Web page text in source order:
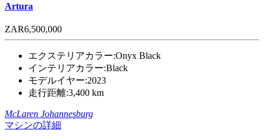
Artura
ZAR6,500,000
エクステリアカラー:Onyx Black
インテリアカラー:Black
モデルイヤー:2023
走行距離:3,400 km
McLaren Johannesburg
マシンの詳細